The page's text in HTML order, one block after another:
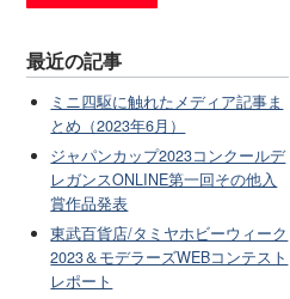
最近の記事
ミニ四駆に触れたメディア記事ま
とめ（2023年6月）
ジャパンカップ2023コンクールデ
レガンスONLINE第一回その他入
賞作品発表
東武百貨店/タミヤホビーウィーク
2023＆モデラーズWEBコンテスト
レポート